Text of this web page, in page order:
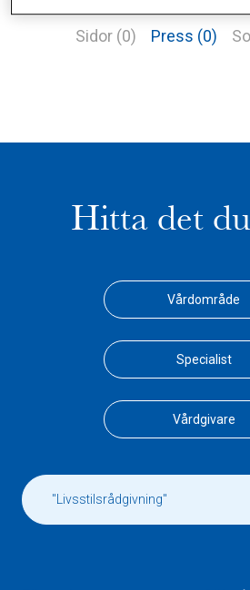
Sidor (0) Press (0)
Hitta det
Vårdområde
Specialist
Vårdgivare